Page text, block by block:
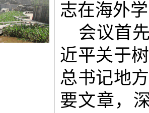
志在海外
会议首
近平关于
总书记地
要文章，